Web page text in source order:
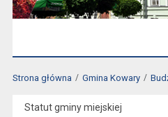
Strona główna Gmina Kowary
Statut gminy miejskiej